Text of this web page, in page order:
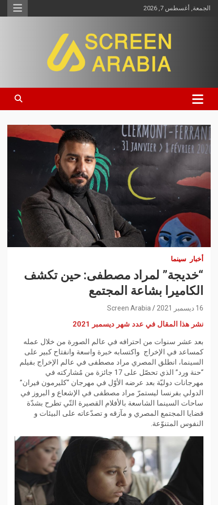
الجمعة, أغسطس 7, 2026
Screen Arabia
أخبار سينما
“خديجة” لمراد مصطفى: حين تكشف
الكاميرا بشاعة المجتمع
16 ديسمبر 2021 Screen Arabia
نشر هذا المقال في عدد شهر ديسمبر 2021
بعد عشر سنوات من احترافه في عالم الصورة من خلال عمله
كمساعد في الإخراج واكتسابه خبرة واسعة وانفتاح كبير على
السينما، انطلق المصري مراد مصطفى في عالم الإخراج بفيلم
“حنة ورد” الذي تحصّل على 17 جائزة من مُشاركته في
مهرجانات دوليّة بعد عرضه الأوّل في مهرجان “كليرمون فيران”
الدولي بفرنسا ليستمرّ مراد مصطفى في الإشعاع و البروز في
ساحات السينما الشاسعة بالأفلام القصيرة التّي تطرح بشدّة
قضايا المجتمع المصري و مآزقه و تصدّعاته على البيئات و
النفوس المتنوّعة.